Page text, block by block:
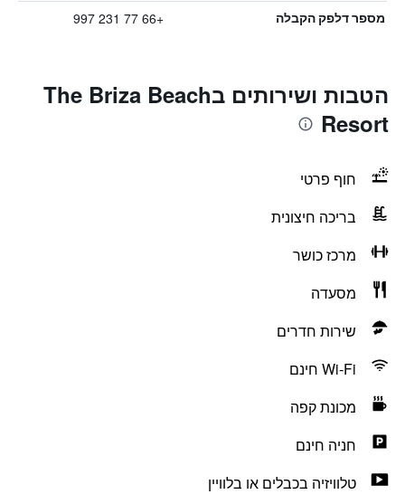
מספר דלפק הקבלה +66 77 231 997
הטבות ושירותים בThe Briza Beach
Resort
חוף פרטי
בריכה חיצונית
מרכז כושר
מסעדה
שירות חדרים
Wi-Fi חינם
מכונת קפה
חניה חינם
טלוויזיה בכבלים או בלוויין